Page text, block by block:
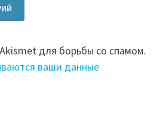
для борьбы со спамом.
ваши данные